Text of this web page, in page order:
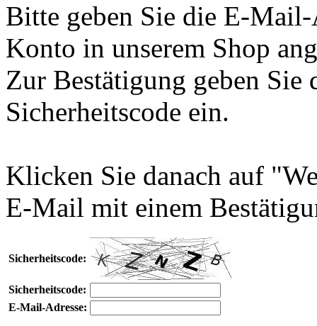
Bitte geben Sie die E-
Konto in unserem Shop
Zur Bestätigung geben Sie
Sicherheitscode ein.
Klicken Sie danach auf
E-Mail mit einem
Sicherheitscode:
Sicherheitscode:
E-Mail-Adresse: